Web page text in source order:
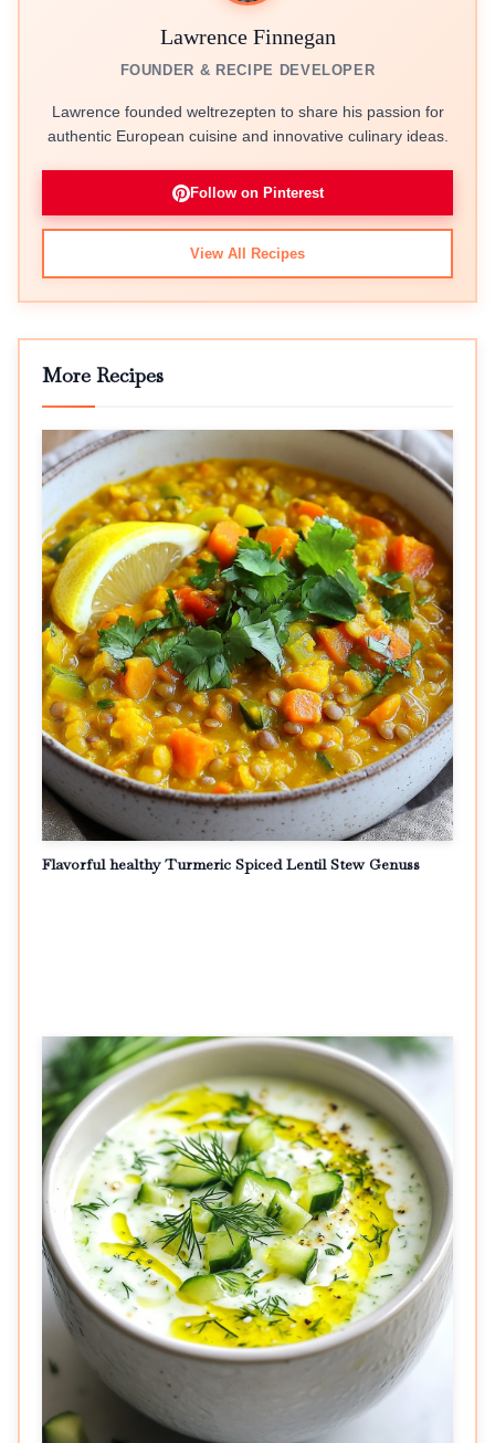
Lawrence Finnegan
FOUNDER & RECIPE DEVELOPER
Lawrence founded weltrezepten to share his passion for
authentic European cuisine and innovative culinary ideas.
Follow on Pinterest
View All Recipes
More Recipes
Flavorful healthy Turmeric Spiced Lentil Stew Genuss